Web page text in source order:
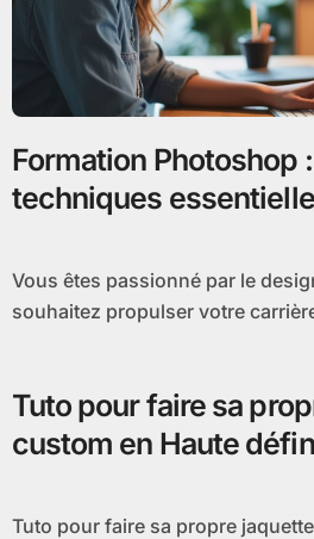
Formation Photoshop
techniques
graphique
Vous êtes passionné par le design graphique et
souhaitez propulser votre
Tuto pour faire sa
custom en Haute
Tuto pour faire sa propre jaquette custom en Haute